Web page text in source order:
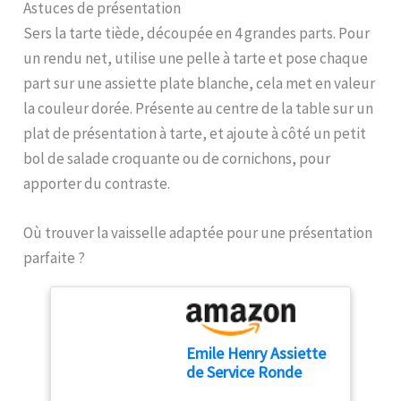
mayonnaise, de béchamel,
de gâteaux, chantilly,
mousses, blancs en
neige… COMPOSITION :
Acier inoxydable.
DIMENSIONS : 26 cm.
CONTENU : 1 x fouet de
pâtisserie inox 26 cm.
Astuces de présentation
Sers la tarte tiède, découpée en 4 grandes parts. Pour
un rendu net, utilise une pelle à tarte et pose chaque
part sur une assiette plate blanche, cela met en valeur
la couleur dorée. Présente au centre de la table sur un
plat de présentation à tarte, et ajoute à côté un petit
bol de salade croquante ou de cornichons, pour
apporter du contraste.
Où trouver la vaisselle adaptée pour une présentation
parfaite ?
Emile Henry Assiette
de Service Ronde